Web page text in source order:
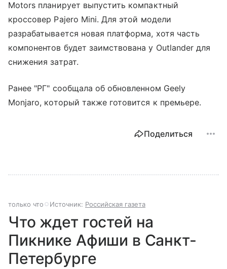
Motors планирует выпустить компактный
кроссовер Pajero Mini. Для этой модели
разрабатывается новая платформа, хотя часть
компонентов будет заимствована у Outlander для
снижения затрат.
Ранее "РГ" сообщала об обновленном Geely
Monjaro, который также готовится к премьере.
Поделиться
только что Источник: Российская газета
Что ждет гостей на
Пикнике Афиши в Санкт-
Петербурге